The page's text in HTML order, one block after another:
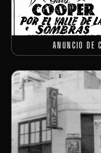
ANUNCIO DE